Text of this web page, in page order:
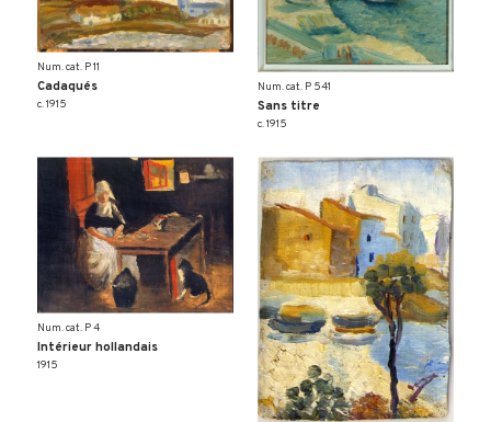
Num. cat. P 11
Cadaqués
c. 1915
Num. cat. P 541
Sans titre
c. 1915
Num. cat. P 4
Intérieur hollandais
1915